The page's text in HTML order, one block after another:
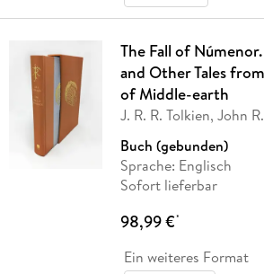
The Fall of
and Other Tales
of Middle-earth
J. R. R. Tolkien, John
Buch (gebunden)
Sprache: Englisch
Sofort lieferbar
98,99 €*
Ein weiteres Format